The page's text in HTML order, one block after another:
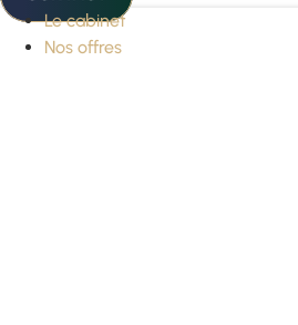
Le cabinet
Nos offres